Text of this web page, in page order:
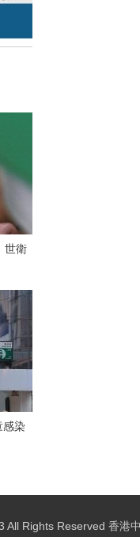
世衛
感染
All Rights Reserved 香港